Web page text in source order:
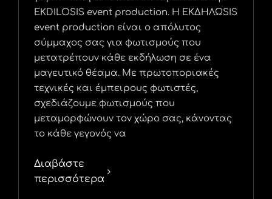
EKDILOSIS event production. Η ΕΚΔΗΛΩSIS
event production είναι ο απόλυτος
σύμμαχος σας για φωτισμούς που
μετατρέπουν κάθε εκδήλωση σε ένα
μαγευτικό θέαμα. Με πρωτοποριακές
τεχνικές και έμπειρους φωτιστές,
σχεδιάζουμε φωτισμούς που
μεταμορφώνουν τον χώρο σας, κάνοντας
το κάθε γεγονός να
Διαβάστε
περισσότερα